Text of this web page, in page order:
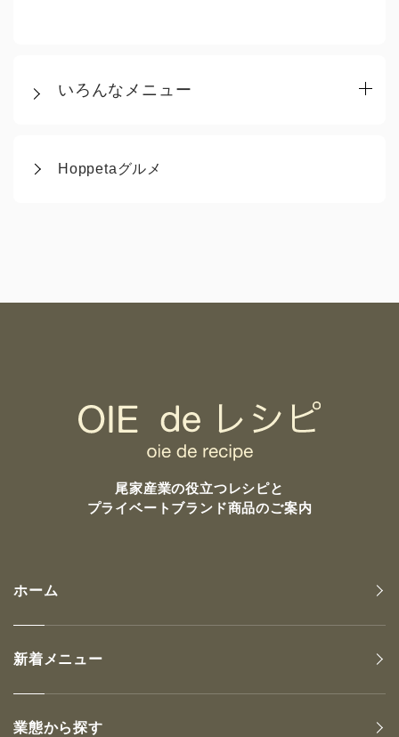
いろんなメニュー
Hoppetaグルメ
尾家産業の役立つレシピと
プライベートブランド商品のご案内
ホーム
新着メニュー
業態から探す